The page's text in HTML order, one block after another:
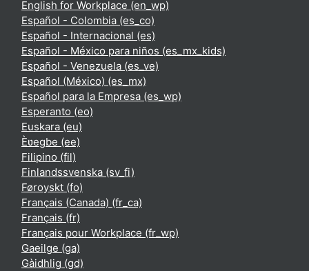
English for Workplace ‎(en_wp)‎
Español - Colombia ‎(es_co)‎
Español - Internacional ‎(es)‎
Español - México para niños ‎(es_mx_kids)‎
Español - Venezuela ‎(es_ve)‎
Español (México) ‎(es_mx)‎
Español para la Empresa ‎(es_wp)‎
Esperanto ‎(eo)‎
Euskara ‎(eu)‎
Èʋegbe ‎(ee)‎
Filipino ‎(fil)‎
Finlandssvenska ‎(sv_fi)‎
Føroyskt ‎(fo)‎
Français (Canada) ‎(fr_ca)‎
Français ‎(fr)‎
Français pour Workplace ‎(fr_wp)‎
Gaeilge ‎(ga)‎
Gàidhlig ‎(gd)‎